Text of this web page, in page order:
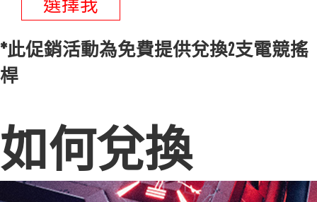
選擇我
*此促銷活動為免費提供兌換2支電競搖
桿
如何兌換